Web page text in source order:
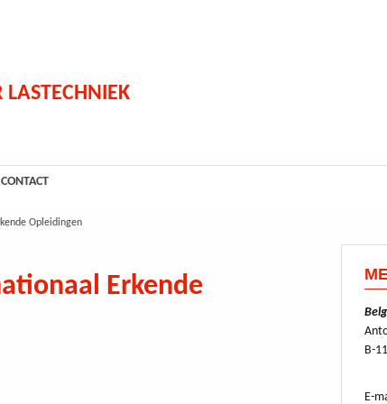
LASTECHNIEK
CONTACT
Opleidingen
Erkende
B-
E-